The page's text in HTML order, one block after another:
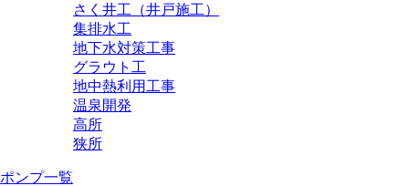
さく井工（井戸施工）
集排水工
地下水対策工事
グラウト工
地中熱利用工事
温泉開発
高所
狭所
ポンプ一覧